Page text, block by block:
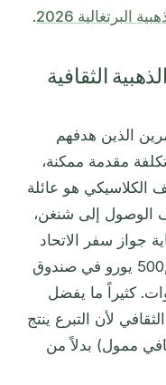
2026
.
الثقافية
الذين هدفهم
تكلفة مقدمة ممكنة،
الكلاسيكي هو عائلة
الوصول إلى شنغن،
جواز سفر الاتحاد
الأوروبي, دون رغبة في تجميد 500,000 يورو في صندوق
كثيراً ما يفضل
لأن التبرع ينتج
ممول) بدلاً من